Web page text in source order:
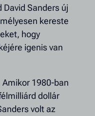
Sanders új
kereste
hogy
igenis van
1980-ban
dollár
volt az